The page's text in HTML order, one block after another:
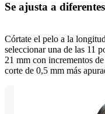
Se ajusta a
Córtate el pelo a la
seleccionar una de las 11
21 mm con incrementos
corte de 0,5 mm más